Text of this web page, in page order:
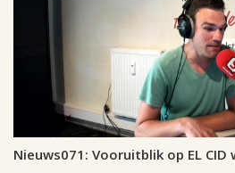
Nieuws071: Vooruitblik op EL CID